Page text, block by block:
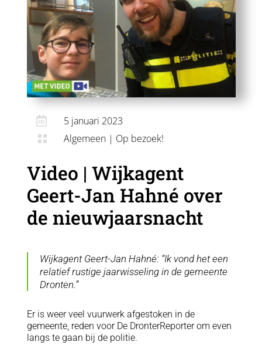
 5 januari 2023
 Algemeen | Op bezoek!
Video | Wijkagent
Geert-Jan Hahné over
de nieuwjaarsnacht
Wijkagent Geert-Jan Hahné: “Ik vond het een
relatief rustige jaarwisseling in de gemeente
Dronten.”
Er is weer veel vuurwerk afgestoken in de
gemeente, reden voor De DronterReporter om even
langs te gaan bij de politie.